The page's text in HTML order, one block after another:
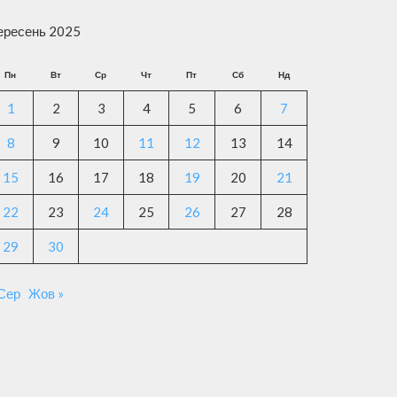
2025
Пн Вт Ср Чт Пт Сб Нд
1 2 3 4 5 6 7
8 9 10 11 12 13 14
15 16 17 18 19 20 21
22 23 24 25 26 27 28
29 30
Жов »